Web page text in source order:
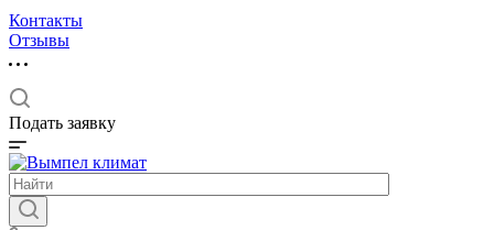
Контакты
Отзывы
Подать заявку